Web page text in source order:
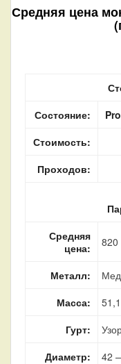
Средняя цена
Состояние:
Стоимость:
Проходов:
Средняя
цена:
820
Металл:
Масса:
Гурт:
Диаметр:
42